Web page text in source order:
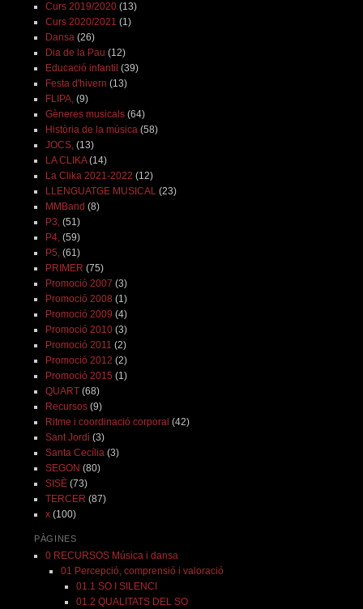
Curs 2019/2020(13)
Curs 2020/2021 (1)
Dansa(26)
Dia de la Pau (12)
Educació infantil (39)
Festa d'hivern (13)
FLIPA,(9)
Gèneres musicals(64)
Història de la música(58)
JOCS,(13)
LA CLIKA(14)
La Clika 2021-2022 (12)
LLENGUATGE MUSICAL(23)
MMBand (8)
P3,(51)
P4,(59)
P5,(61)
PRIMER (75)
Promoció 2007 (3)
Promoció 2008 (1)
Promoció 2009 (4)
Promoció 2010(3)
Promoció 2011 (2)
Promoció 2012 (2)
Promoció 2015 (1)
QUART(68)
Recursos(9)
Ritme i coordinació corporal (42)
Sant Jordi (3)
Santa Cecília(3)
SEGON (80)
SISÈ(73)
TERCER (87)
x(100)
PÀGINES
0 RECURSOS Música i dansa
01 Percepció, comprensió i valoració
01.1 SO I SILENCI
01.2 QUALITATS DEL SO